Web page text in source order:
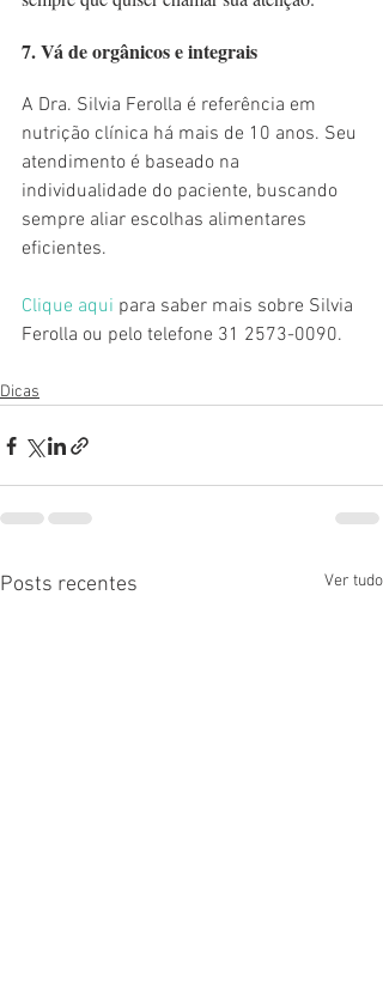
7. Vá de orgânicos e integrais
A Dra. Silvia Ferolla é referência em
nutrição clínica há mais de 10 anos. Seu
atendimento é baseado na
individualidade do paciente, buscando
sempre aliar escolhas alimentares
eficientes.
Clique aqui para saber mais sobre Silvia
Ferolla ou pelo telefone 31 2573-0090.
Dicas
Posts recentes Ver tudo